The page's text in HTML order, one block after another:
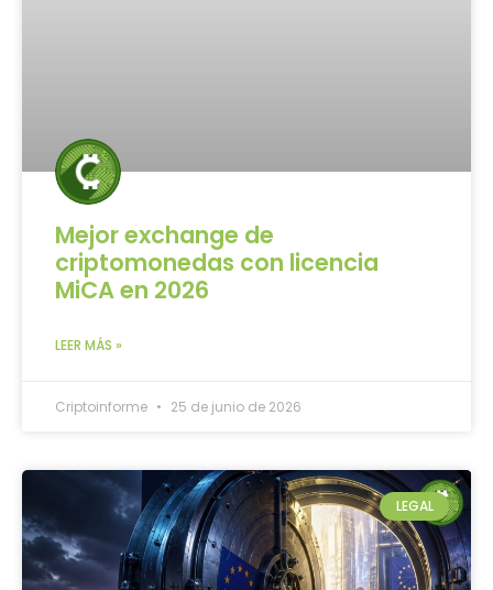
Mejor exchange de
criptomonedas con licencia
MiCA en 2026
LEER MÁS »
Criptoinforme 25 de junio de 2026
LEGAL